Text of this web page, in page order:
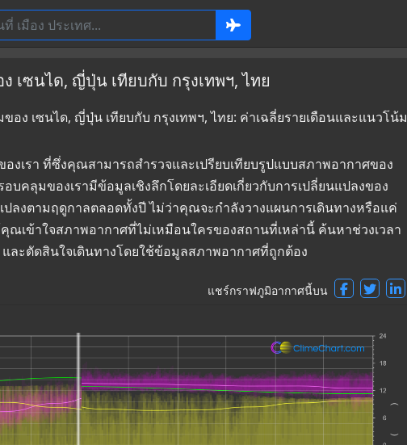
เซนได, ญี่ปุ่น เทียบกับ กรุงเทพฯ, ไทย
ง เซนได, ญี่ปุ่น เทียบกับ กรุงเทพฯ, ไทย: ค่าเฉลี่ยรายเดือนและแนวโน้ม
งเรา ที่ซึ่งคุณสามารถสำรวจและเปรียบเทียบรูปแบบสภาพอากาศของ
คลุมของเรามีข้อมูลเชิงลึกโดยละเอียดเกี่ยวกับการเปลี่ยนแปลงของ
งตามฤดูกาลตลอดทั้งปี ไม่ว่าคุณจะกำลังวางแผนการเดินทางหรือแค่
ณเข้าใจสภาพอากาศที่ไม่เหมือนใครของสถานที่เหล่านี้ ค้นหาช่วงเวลา
ละตัดสินใจเดินทางโดยใช้ข้อมูลสภาพอากาศที่ถูกต้อง
แชร์กราฟภูมิอากาศนี้บน